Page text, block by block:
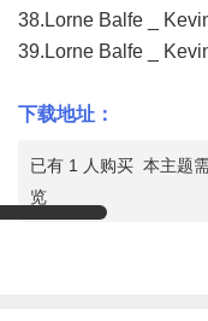
38.Lorne Balfe _
39.Lorne Balfe _
下载地址：
已有 1 人购买 本主题
览